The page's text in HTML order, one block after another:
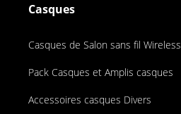
Casques
Casques de Salon sans fil Wireless
Pack Casques et Amplis casques
Accessoires casques Divers